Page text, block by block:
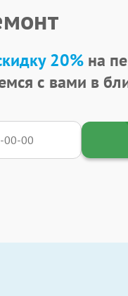
20%на
с вами в